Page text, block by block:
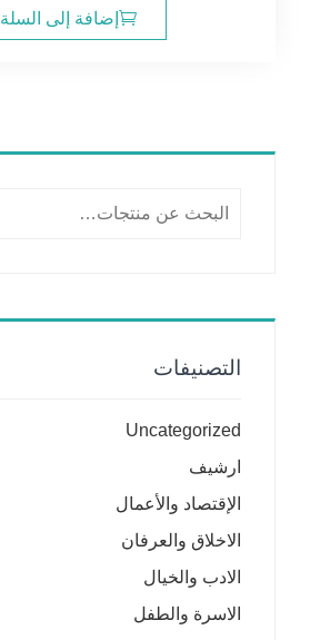
إضافة إلى السلة
التصنيفات
Uncategorized
ارشيف
الإقتصاد والأعمال
الاخلاق والعرفان
الادب والخيال
الاسرة والطفل